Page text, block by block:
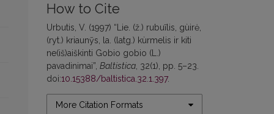
How to Cite
Urbutis, V. (1997) “Lie. (ž.) rubuĩlis, gùirė,
(ryt.) kriaunỹs, la. (latg.) kùrmelis ir kiti
ne(iš)aiškinti Gobio gobio (L.)
pavadinimai”, Baltistica , 32(1), pp. 5–23.
doi:10.15388/baltistica.32.1.397.
More Citation Formats